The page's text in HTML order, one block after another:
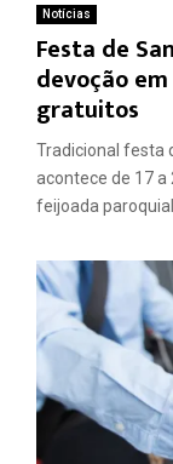
Notícias
Festa de
devoção
gratuitos
Tradicional festa
acontece de 17 a
feijoada paroquial